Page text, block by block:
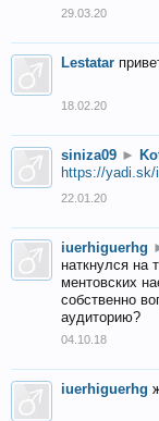
29.03.20
Lestatar
18.02.20
siniza09 ►
https://
22.01.20
iuerhiguerhg
наткнулся на
ментовских
собственно
аудиторию?
04.10.18
iuerhiguerhg